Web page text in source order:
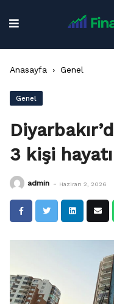
Anasayfa › Genel
Genel
3 kişi
admin - Haziran 2, 2026